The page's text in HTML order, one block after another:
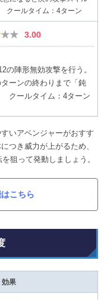
クールタイム：4ターン
3.00
の陣形無効攻撃を行う。
ーンの終わりまで「鈍
クールタイム：4ターン
いアベンジャーがおすす
つき威力が上がるため、
狙って発動しましょう。
こちら
効果